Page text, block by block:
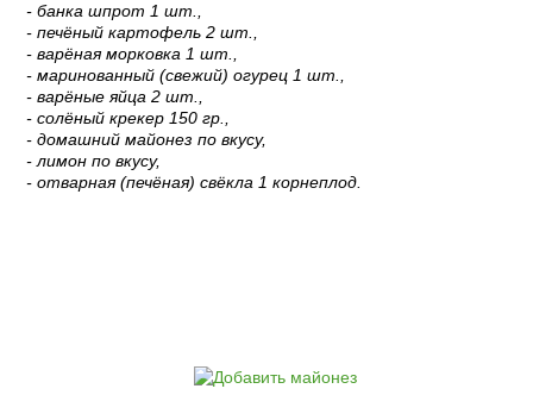
- банка шпрот 1 шт.,
- печёный картофель 2 шт.,
- варёная морковка 1 шт.,
- маринованный (свежий) огурец 1 шт.,
- варёные яйца 2 шт.,
- солёный крекер 150 гр.,
- домашний майонез по вкусу,
- лимон по вкусу,
- отварная (печёная) свёкла 1 корнеплод.